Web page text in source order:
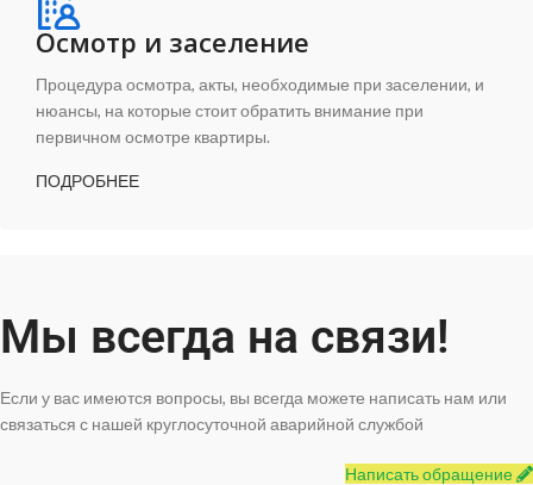
Осмотр и заселение
Процедура осмотра, акты, необходимые при заселении, и
нюансы, на которые стоит обратить внимание при
первичном осмотре квартиры.
ПОДРОБНЕЕ
Мы всегда на связи!
Если у вас имеются вопросы, вы всегда можете написать нам или
связаться с нашей круглосуточной аварийной службой
Написать обращение